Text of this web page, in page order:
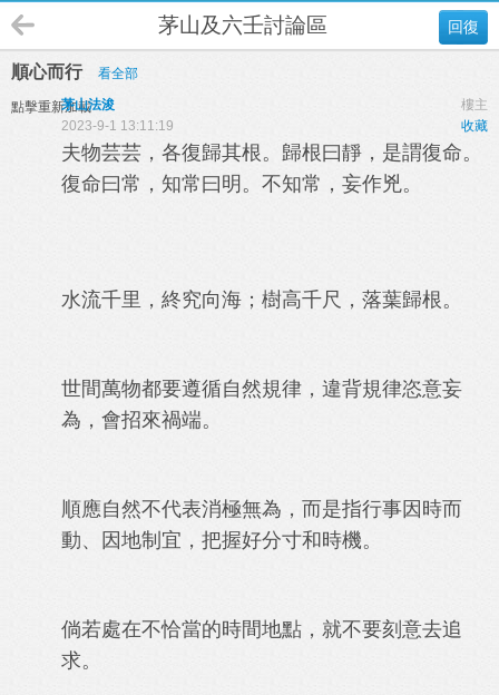
回復
茅山及六壬討論區
順心而行 看全部
點擊重新加載 樓主
茅山法浚
收藏
2023-9-1 13:11:19
夫物芸芸，各復歸其根。歸根曰靜，是謂復命。
復命曰常，知常曰明。不知常，妄作兇。
水流千里，終究向海；樹高千尺，落葉歸根。
世間萬物都要遵循自然規律，違背規律恣意妄
為，會招來禍端。
順應自然不代表消極無為，而是指行事因時而
動、因地制宜，把握好分寸和時機。
倘若處在不恰當的時間地點，就不要刻意去追
求。